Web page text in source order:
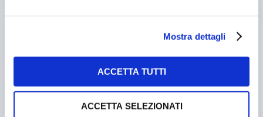
Mostra dettagli
ACCETTA TUTTI
ACCETTA SELEZIONATI